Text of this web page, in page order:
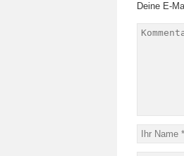
Deine E-